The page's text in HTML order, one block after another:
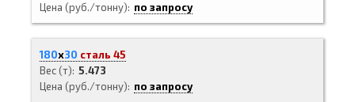
Цена (руб./тонну)
по запросу
180х30 сталь 45
Вес (т) 5.473
Цена (руб./тонну)
по запросу